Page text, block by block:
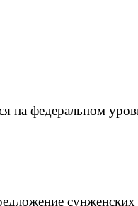
на федеральном